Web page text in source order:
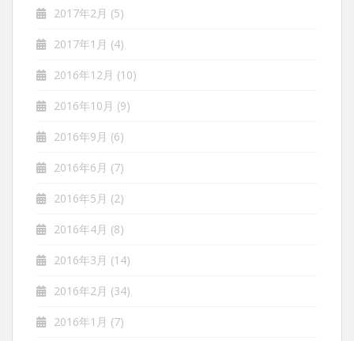
2017年2月 (5)
2017年1月 (4)
2016年12月 (10)
2016年10月 (9)
2016年9月 (6)
2016年6月 (7)
2016年5月 (2)
2016年4月 (8)
2016年3月 (14)
2016年2月 (34)
2016年1月 (7)